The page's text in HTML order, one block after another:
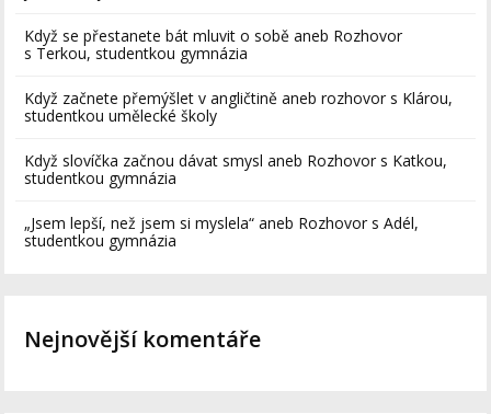
Když se přestanete bát mluvit o sobě aneb Rozhovor
s Terkou, studentkou gymnázia
Když začnete přemýšlet v angličtině aneb rozhovor s Klárou,
studentkou umělecké školy
Když slovíčka začnou dávat smysl aneb Rozhovor s Katkou,
studentkou gymnázia
„Jsem lepší, než jsem si myslela“ aneb Rozhovor s Adél,
studentkou gymnázia
Nejnovější komentáře